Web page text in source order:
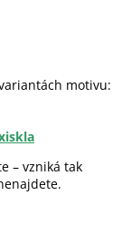
motivu:
– vzniká tak